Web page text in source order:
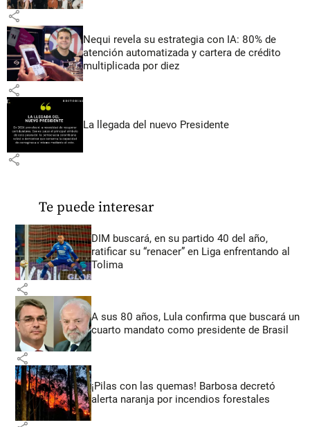
share
Nequi revela su estrategia con IA: 80% de
atención automatizada y cartera de crédito
multiplicada por diez
share
La llegada del nuevo Presidente
share
Te puede interesar
DIM buscará, en su partido 40 del año,
ratificar su “renacer” en Liga enfrentando al
Tolima
share
A sus 80 años, Lula confirma que buscará un
cuarto mandato como presidente de Brasil
share
¡Pilas con las quemas! Barbosa decretó
alerta naranja por incendios forestales